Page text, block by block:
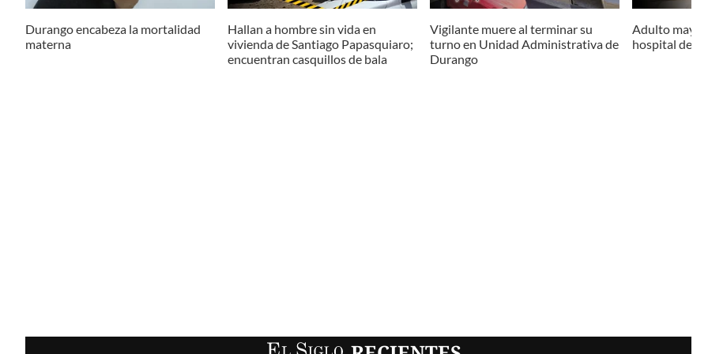
Durango encabeza la mortalidad
materna
Hallan a hombre sin vida en
vivienda de Santiago Papasquiaro;
encuentran casquillos de bala
Vigilante muere al terminar su
turno en Unidad Administrativa de
Durango
Adulto mayor
hospital de